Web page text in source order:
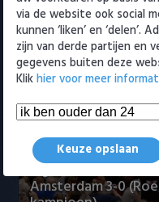
Excelsior met Plat
6 augustus 2026 18:49
Samenvattingen
Tigers Roermond -
Amsterdam 3-0
via de website ook social
kunnen ‘liken’ en ‘delen’.
zijn van derde partijen en
gegevens buiten deze
Klikhier voor meer
Keuze opslaan